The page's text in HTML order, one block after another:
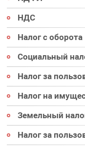
НДС
Налог с оборота
Социальный
Налог за
Налог на
Земельный
Налог за